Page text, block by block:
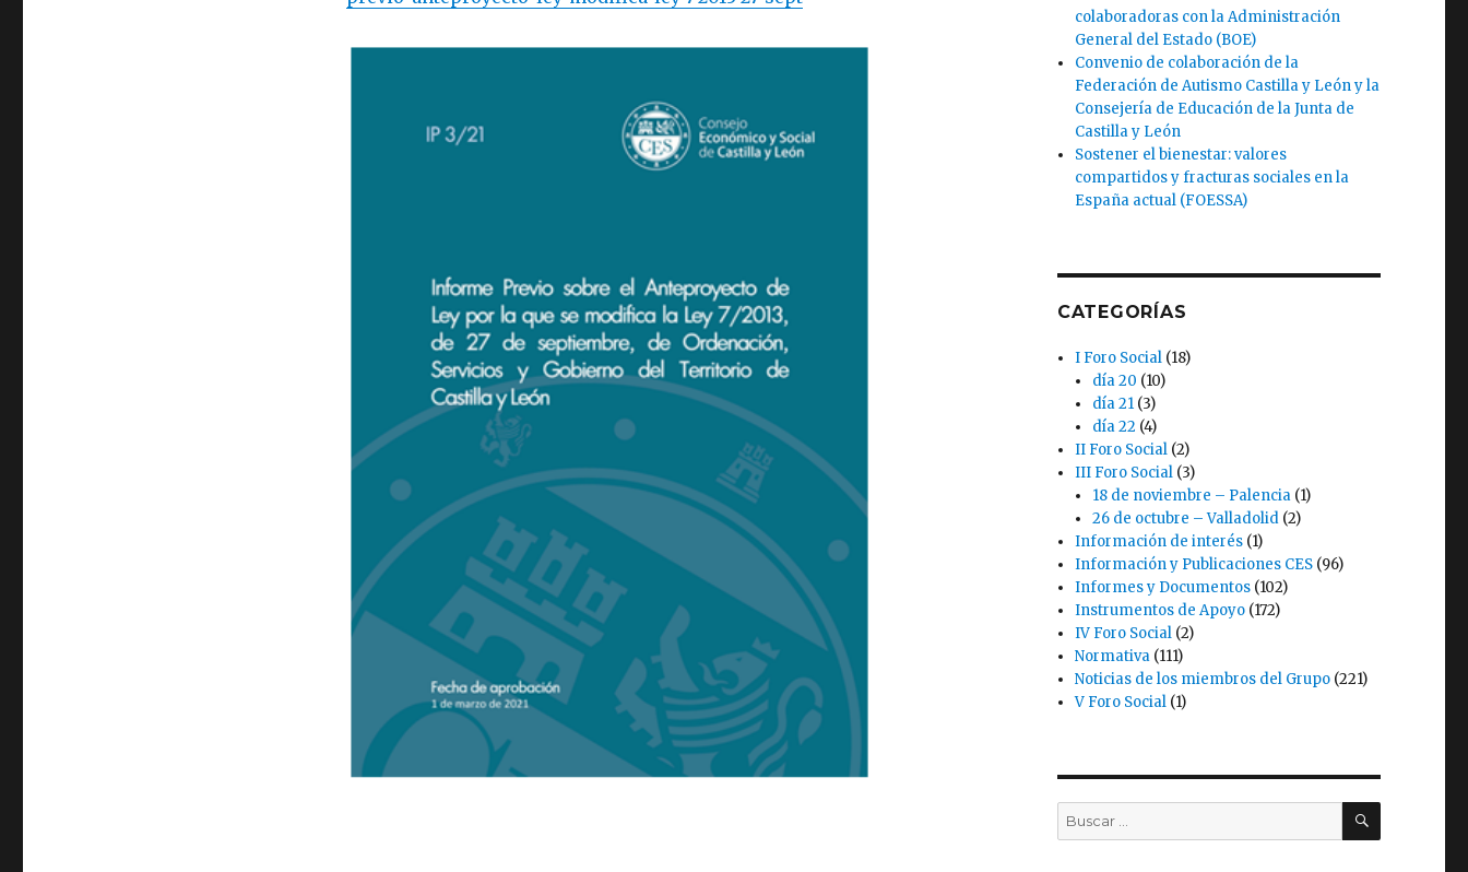
colaboradoras con la Administración
General del Estado (BOE)
Convenio de colaboración de la
Federación de Autismo Castilla y León y la
Consejería de Educación de la Junta de
Castilla y León
Sostener el bienestar: valores
compartidos y fracturas sociales en la
España actual (FOESSA)
CATEGORÍAS
I Foro Social (18)
día 20 (10)
día 21 (3)
día 22 (4)
II Foro Social (2)
III Foro Social (3)
18 de noviembre – Palencia (1)
26 de octubre – Valladolid (2)
Información de interés (1)
Información y Publicaciones CES (96)
Informes y Documentos (102)
Instrumentos de Apoyo (172)
IV Foro Social (2)
Normativa (111)
Noticias de los miembros del Grupo (221)
V Foro Social (1)
Buscar
por:
BUSCAR